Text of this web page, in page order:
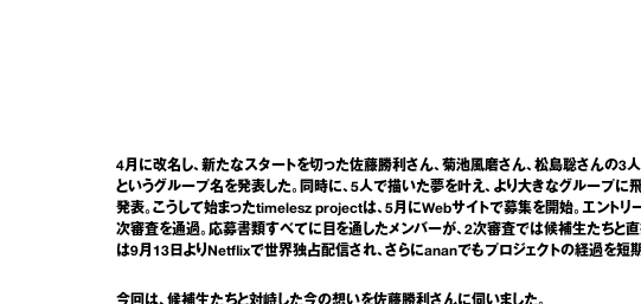
4月に改名し、新たなスタートを切った佐藤勝利さん、菊池風磨さん、松島聡さんの
というグループ名を発表した。同時に、5人で描いた夢を叶え、より大きなグループに
発表。こうして始まったtimelesz projectは、5月にWebサイトで募集を開始。エント
次審査を通過。応募書類すべてに目を通したメンバーが、2次審査では候補生たちと
は9月13日よりNetflixで世界独占配信され、さらにananでもプロジェクトの経過を短
今回は、候補生たちと対峙した今の想いを佐藤勝利さんに伺いました。